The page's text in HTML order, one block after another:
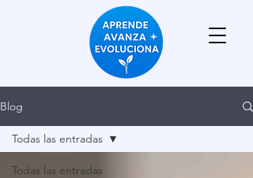
Blog
Todas las entradas
Todas las entradas